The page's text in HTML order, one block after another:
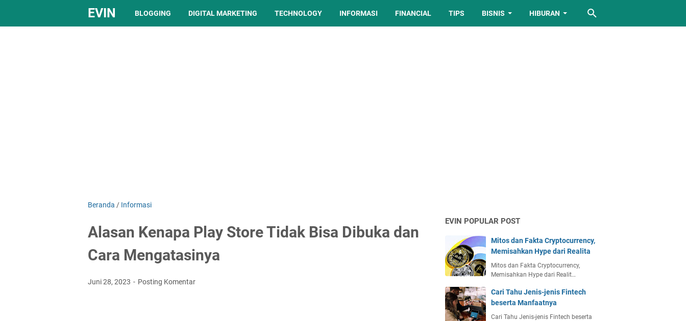
EVIN BLOGGING DIGITAL MARKETING TECHNOLOGY INFORMASI FINANCIAL TIPS BISNIS HIBURAN
Beranda / Informasi
Alasan Kenapa Play Store Tidak Bisa Dibuka dan
Cara Mengatasinya
Juni 28, 2023 Posting Komentar
EVIN POPULAR POST
Mitos dan Fakta Cryptocurrency,
Memisahkan Hype dari Realita
Mitos dan Fakta Cryptocurrency,
Memisahkan Hype dari Realit…
Cari Tahu Jenis-jenis Fintech
beserta Manfaatnya
Cari Tahu Jenis-jenis Fintech beserta